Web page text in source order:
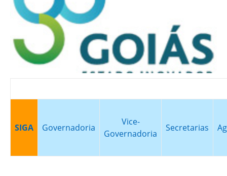
SIGA Governadoria
Vice-
Governadoria
Secretarias